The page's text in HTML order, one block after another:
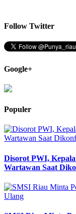
Follow Twitter
Google+
Populer
Disorot PWI,
Wartawan Saat